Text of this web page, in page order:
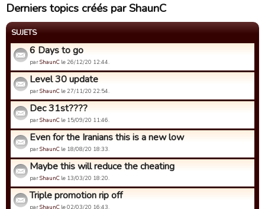
Derniers topics créés par ShaunC
SUJETS
6 Days to go
parShaunC le 26/12/20 12:44.
Level 30 update
parShaunC le 27/11/20 22:54.
Dec 31st????
parShaunC le 15/09/20 11:46.
Even for the Iranians this is a new low
parShaunC le 18/08/20 18:33.
Maybe this will reduce the cheating
parShaunC le 13/03/20 18:20.
Triple promotion rip off
parShaunC le 02/03/20 16:43.